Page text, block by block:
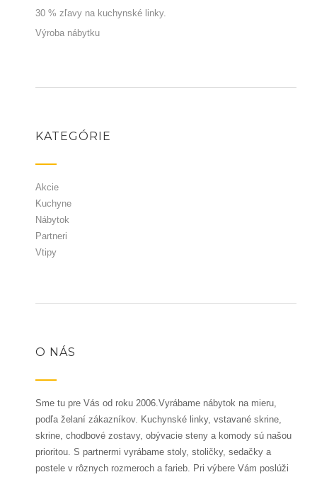
30 % zľavy na kuchynské linky.
Výroba nábytku
KATEGÓRIE
Akcie
Kuchyne
Nábytok
Partneri
Vtipy
O NÁS
Sme tu pre Vás od roku 2006.Vyrábame nábytok na mieru,
podľa želaní zákazníkov. Kuchynské linky, vstavané skrine,
skrine, chodbové zostavy, obývacie steny a komody sú našou
prioritou. S partnermi vyrábame stoly, stoličky, sedačky a
postele v rôznych rozmeroch a farieb. Pri výbere Vám poslúži